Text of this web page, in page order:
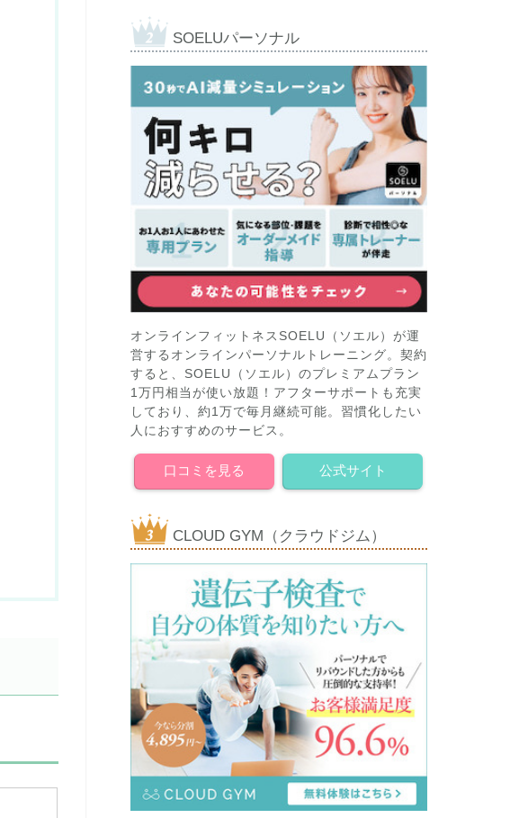
SOELUパーソナル
オンラインフィットネスSOELU（ソエル）が運
営するオンラインパーソナルトレーニング。契約
すると、SOELU（ソエル）のプレミアムプラン
1万円相当が使い放題！アフターサポートも充実
しており、約1万で毎月継続可能。習慣化したい
人におすすめのサービス。
口コミを見る 公式サイト
CLOUD GYM（クラウドジム）